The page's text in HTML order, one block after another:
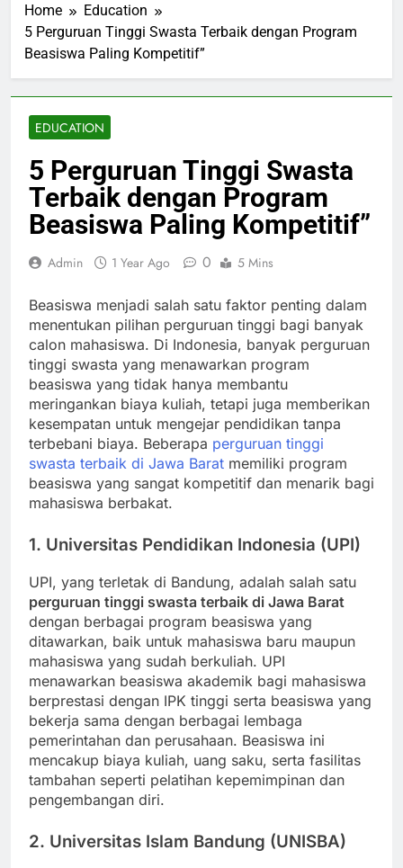
Home
Education
5 Perguruan Tinggi Swasta Terbaik dengan Program
Beasiswa Paling Kompetitif”
EDUCATION
5 Perguruan Tinggi Swasta
Terbaik dengan Program
Beasiswa Paling Kompetitif”
Admin 1 Year Ago 0 5 Mins
Beasiswa menjadi salah satu faktor penting dalam
menentukan pilihan perguruan tinggi bagi banyak
calon mahasiswa. Di Indonesia, banyak perguruan
tinggi swasta yang menawarkan program
beasiswa yang tidak hanya membantu
meringankan biaya kuliah, tetapi juga memberikan
kesempatan untuk mengejar pendidikan tanpa
terbebani biaya. Beberapa perguruan tinggi
swasta terbaik di Jawa Barat memiliki program
beasiswa yang sangat kompetitif dan menarik bagi
mahasiswa berbakat.
1. Universitas Pendidikan Indonesia (UPI)
UPI, yang terletak di Bandung, adalah salah satu
perguruan tinggi swasta terbaik di Jawa Barat
dengan berbagai program beasiswa yang
ditawarkan, baik untuk mahasiswa baru maupun
mahasiswa yang sudah berkuliah. UPI
menawarkan beasiswa akademik bagi mahasiswa
berprestasi dengan IPK tinggi serta beasiswa yang
bekerja sama dengan berbagai lembaga
pemerintahan dan perusahaan. Beasiswa ini
mencakup biaya kuliah, uang saku, serta fasilitas
tambahan seperti pelatihan kepemimpinan dan
pengembangan diri.
2. Universitas Islam Bandung (UNISBA)